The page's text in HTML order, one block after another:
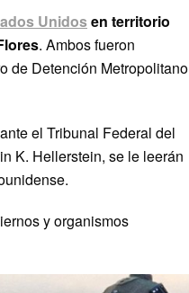
Unidosen territorio
. Ambos fueron
de Detención Metropolitano
el Tribunal Federal del
K. Hellerstein, se le leerán
y organismos